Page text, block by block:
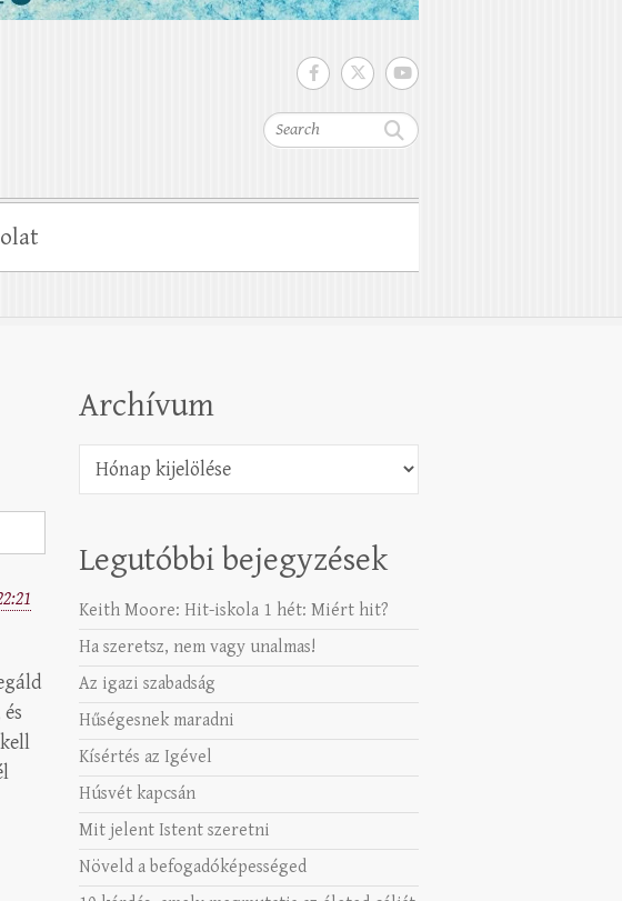
Search
Archívum
Archívum
Legutóbbi bejegyzések
Keith Moore: Hit-iskola 1 hét: Miért hit?
Ha szeretsz, nem vagy unalmas!
Az igazi szabadság
Hűségesnek maradni
Kísértés az Igével
Húsvét kapcsán
Mit jelent Istent szeretni
Növeld a befogadóképességed